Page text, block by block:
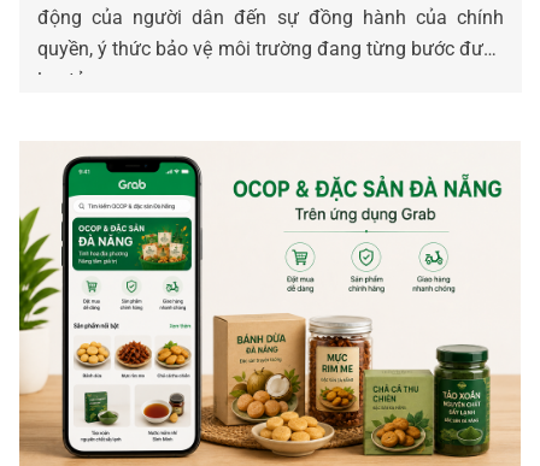
động của người dân đến sự đồng hành của chính
quyền, ý thức bảo vệ môi trường đang từng bước được
lan tỏa.